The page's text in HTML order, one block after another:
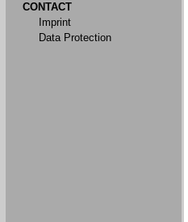
CONTACT
Imprint
Data Protection